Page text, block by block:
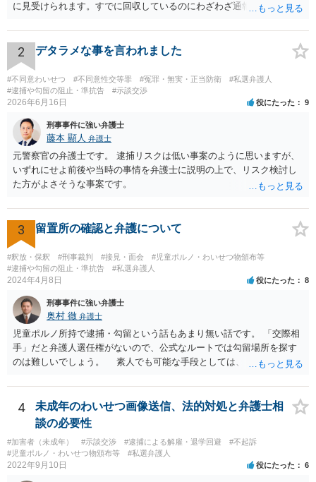
に見受けられます。すでに回収しているのにわざわざ通報するのは考
致→審判不開始となる可能性は高いと思います。この場合は警察官か
ら注意されて終わりです。 一応、通常通り家裁送致され少年審判にな
る可能性というのもそれなりにあります。廃掃法違反の不法投棄の罪
は条文だけ見ると重い罪なので。 ただ鑑別所に入れられることはまず
ないと思いますし、相談者の方の素行が悪いというわけでもなけれ
ば、不処分で終わりになる可能性が高いと思います。少年院送致や逆
送は暴力団関係者でもないとまずないと思います。 ただどうしても心
配というなら、弁護士に依頼して自首するという方法はあるかも知れ
ません。反省していることが捜査機関や家裁に伝わりますので。
2 デタラメな事を言われました
#不同意わいせつ #不同意性交等罪 #冤罪・無実・正当防衛
#私選弁護人
#逮捕や勾留の阻止・準抗告
#示談交渉
2026年6月16日 役にたった 9
刑事事件に強い弁護士
藤本 顯人 弁護士
元警察官の弁護士です。 逮捕リスクは低い事案のように思いますが、
いずれにせよ前後や当時の事情を弁護士に説明の上で、リスク検討し
た方がよさそうな事案です。
3 留置所の確認と弁護について
#釈放・保釈 #刑事裁判 #接見・面会
#児童ポルノ・わいせつ物頒布等
#逮捕や勾留の阻止・準抗告
#私選弁護人
2024年4月8日 役にたった 8
刑事事件に強い弁護士
奥村 徹 弁護士
児童ポルノ所持で逮捕・勾留という話もあまり無い話です。 「交際相
手」だと弁護人選任権がないので、公式なルートでは勾留場所を探す
のは難しいでしょう。 素人でも可能な手段としては、「○○県内」と
してください」みたいな葉書を出してみて、宛先人不在で戻って来な
かった所に絞って問い合わせるという方法があります。
4
未成年のわいせつ画像送信、法的対処と弁護士相
談の必要性
#加害者（未成年） #示談交渉 #逮捕による解雇・退学回避
#不起訴
#児童ポルノ・わいせつ物頒布等
#私選弁護人
2022年9月10日 役にたった 6